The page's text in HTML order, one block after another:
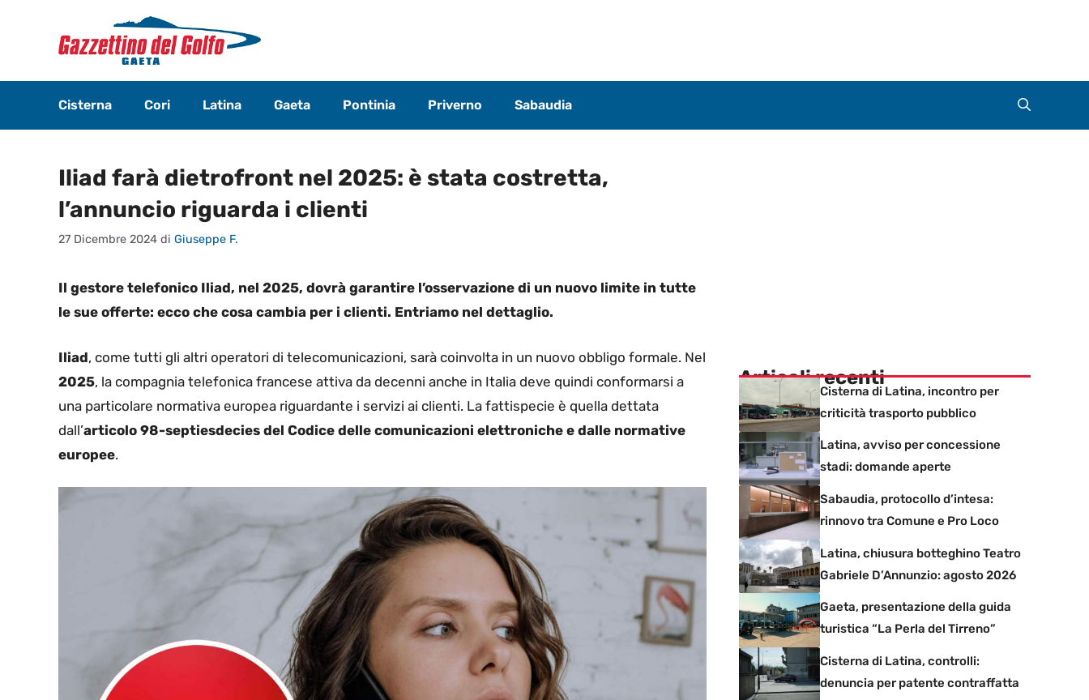
contenuto
Cisterna Cori Latina Gaeta Pontinia Priverno Sabaudia
Iliad farà dietrofront nel 2025: è stata costretta,
l’annuncio riguarda i clienti
27 Dicembre 2024 di Giuseppe F.
Il gestore telefonico Iliad, nel 2025, dovrà garantire l’osservazione di un nuovo limite in tutte
le sue offerte: ecco che cosa cambia per i clienti. Entriamo nel dettaglio.
Iliad, come tutti gli altri operatori di telecomunicazioni, sarà coinvolta in un nuovo obbligo formale. Nel
2025, la compagnia telefonica francese attiva da decenni anche in Italia deve quindi conformarsi a
una particolare normativa europea riguardante i servizi ai clienti. La fattispecie è quella dettata
dall’articolo 98-septiesdecies del Codice delle comunicazioni elettroniche e dalle normative
europee.
Articoli recenti
Cisterna di Latina, incontro per
criticità trasporto pubblico
Latina, avviso per concessione
stadi: domande aperte
Sabaudia, protocollo d’intesa:
rinnovo tra Comune e Pro Loco
Latina, chiusura botteghino Teatro
Gabriele D’Annunzio: agosto 2026
Gaeta, presentazione della guida
turistica “La Perla del Tirreno”
Cisterna di Latina, controlli:
denuncia per patente contraffatta